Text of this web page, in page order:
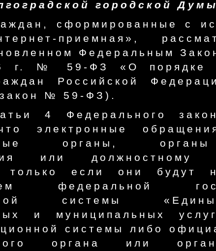
городской
сформированные с
приемная»,
Федеральным
г. № 59-ФЗ «О порядке
Российской
№ 59-ФЗ).
4 Федерального
электронные
органы,
или должностному
только если они будут
федеральной
системы
и муниципальных
системы либо
органа или